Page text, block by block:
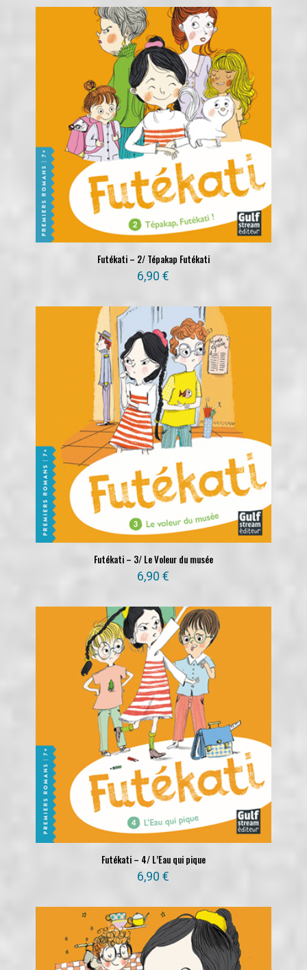
Futékati – 2/ Tépakap Futékati
6,90€
Futékati – 3/ Le Voleur du musée
6,90€
Futékati – 4/ L’Eau qui pique
6,90€